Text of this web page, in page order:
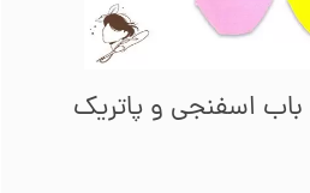
باب اسفنجی و پاتریک